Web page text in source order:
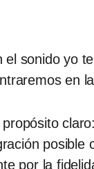
sonido yo
en
posible
por la